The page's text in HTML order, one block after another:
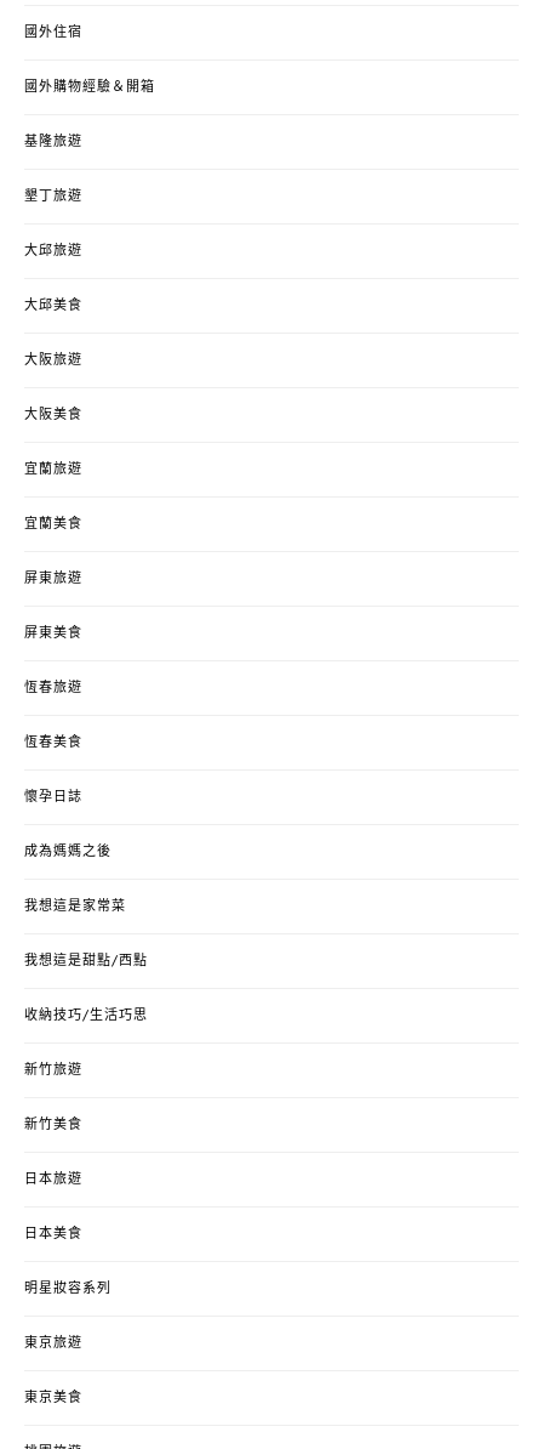
國外住宿
國外購物經驗＆開箱
基隆旅遊
墾丁旅遊
大邱旅遊
大邱美食
大阪旅遊
大阪美食
宜蘭旅遊
宜蘭美食
屏東旅遊
屏東美食
恆春旅遊
恆春美食
懷孕日誌
成為媽媽之後
我想這是家常菜
我想這是甜點/西點
收納技巧/生活巧思
新竹旅遊
新竹美食
日本旅遊
日本美食
明星妝容系列
東京旅遊
東京美食